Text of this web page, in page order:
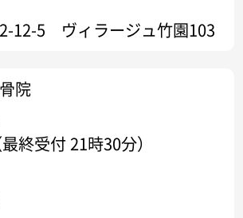
12-5 ヴィラージュ竹園103
院
終受付 21時30分）